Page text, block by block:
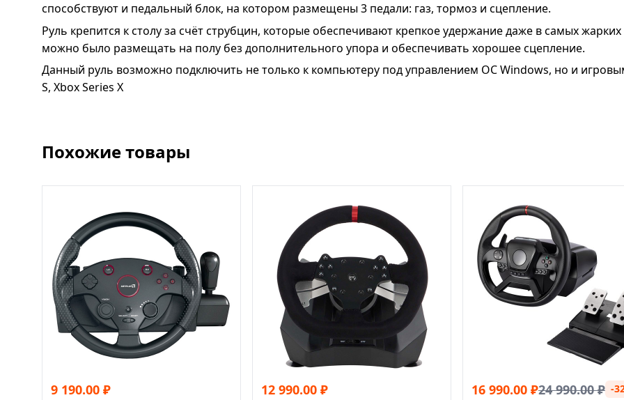
способствуют и педальный блок, на котором размещены 3 педали: газ, тормоз и сцепление.
Руль крепится к столу за счёт струбцин, которые обеспечивают крепкое удержание даже в самых
можно было размещать на полу без дополнительного упора и обеспечивать хорошее сцепление.
Данный руль возможно подключить не только к компьютеру под управлением ОС Windows, но и
S, Xbox Series X
Похожие товары
9 190.00 ₽ 12 990.00 ₽ 16 990.00 ₽24 990.00₽ -